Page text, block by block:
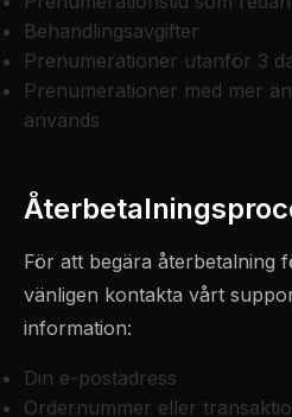
Behandlingsavgifter
Prenumerationer utanför 3
Prenumerationer med mer
används
För att begära återbetalning
vänligen kontakta vårt
information:
Din e-postadress
Ordernummer eller